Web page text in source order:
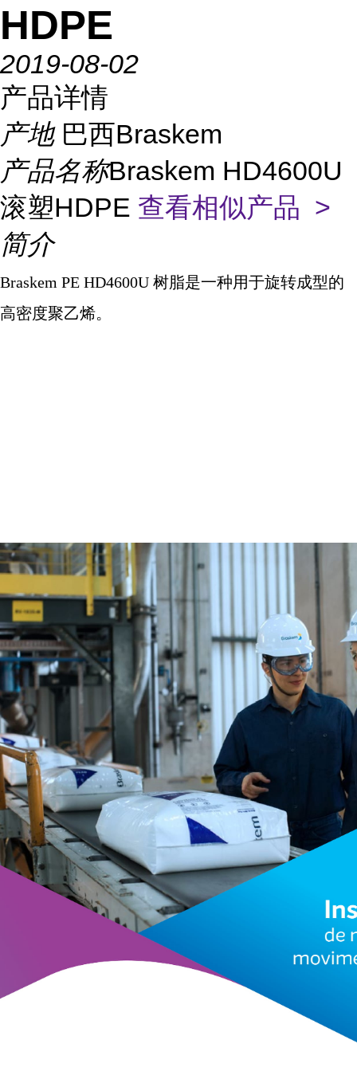
HDPE
2019-08-02
产品详情
产地 巴西Braskem
产品名称Braskem HD4600U
滚塑HDPE 查看相似产品 >
简介
Braskem PE HD4600U 树脂是一种用于旋转成型的
高密度聚乙烯。